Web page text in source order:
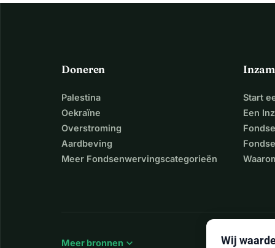
Doneren
Palestina
Oekraïne
Overstroming
Aardbeving
Meer Fondsenwervingscategorieën
Start
Een
Meer bronnen expand_more Wij